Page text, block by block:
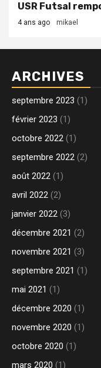
USR Futsal
4 ans ago mikael
ARCHIVES
septembre 2023 (1)
février 2023 (1)
octobre 2022 (1)
septembre 2022 (2)
août 2022 (1)
avril 2022 (2)
janvier 2022 (3)
décembre 2021 (2)
novembre 2021 (3)
septembre 2021 (1)
mai 2021 (1)
décembre 2020 (1)
novembre 2020 (1)
octobre 2020 (1)
mars 2020 (1)